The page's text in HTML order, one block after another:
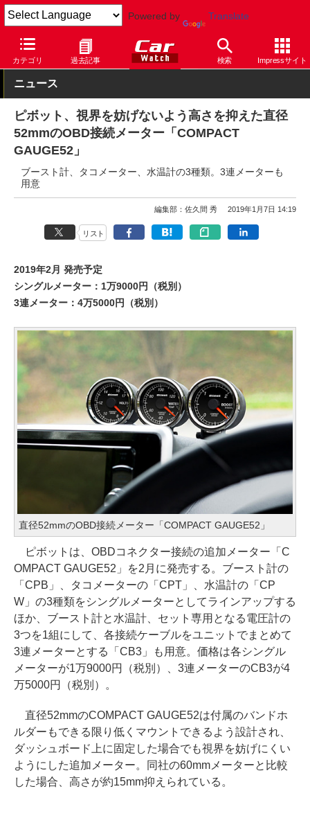
Powered by Translate
カテゴリ 過去記事 検索 Impressサイト
Car Watch パーツ カー用品 その他
ニュース
ピボット、視界を妨げないよう高さを抑えた直径
52mmのOBD接続メーター「COMPACT
GAUGE52」
ブースト計、タコメーター、水温計の3種類。3連メーターも
用意
編集部：佐久間 秀 2019年1月7日 14:19
リスト
2019年2月 発売予定
シングルメーター：1万9000円（税別）
3連メーター：4万5000円（税別）
直径52mmのOBD接続メーター「COMPACT GAUGE52」
ピボットは、OBDコネクター接続の追加メーター「C
OMPACT GAUGE52」を2月に発売する。ブースト計の
「CPB」、タコメーターの「CPT」、水温計の「CP
W」の3種類をシングルメーターとしてラインアップする
ほか、ブースト計と水温計、セット専用となる電圧計の
3つを1組にして、各接続ケーブルをユニットでまとめて
3連メーターとする「CB3」も用意。価格は各シングル
メーターが1万9000円（税別）、3連メーターのCB3が4
万5000円（税別）。
直径52mmのCOMPACT GAUGE52は付属のバンドホ
ルダーもできる限り低くマウントできるよう設計され、
ダッシュボード上に固定した場合でも視界を妨げにくい
ようにした追加メーター。同社の60mmメーターと比較
した場合、高さが約15mm抑えられている。